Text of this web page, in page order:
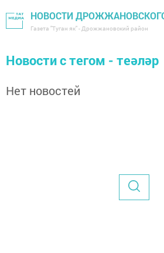
НОВОСТИ
Газета "Туган як" - Дрожжановский район
Новости с тегом - теәләр
Нет новостей